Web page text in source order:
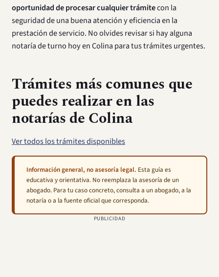
oportunidad de procesar cualquier trámitecon la
seguridad de una buena atención y eficiencia en la
prestación de servicio. No olvides revisar si hay alguna
notaría de turno hoy en Colina para tus trámites urgentes.
Trámites más comunes que
puedes realizar en las
notarías de Colina
Ver todos los trámites disponibles
Información general, no asesoría legal. Esta guía es
educativa y orientativa. No reemplaza la asesoría de un
abogado. Para tu caso concreto, consulta a un abogado, a la
notaría o a la fuente oficial que corresponda.
PUBLICIDAD